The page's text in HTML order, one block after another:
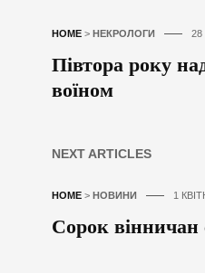
HOME > НЕКРОЛОГИ 28
Півтора року
воїном
NEXT ARTICLES
HOME > НОВИНИ 1
Сорок вінничан